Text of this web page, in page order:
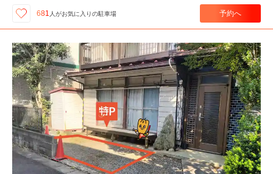
681 人がお気に入りの駐車場 予約へ